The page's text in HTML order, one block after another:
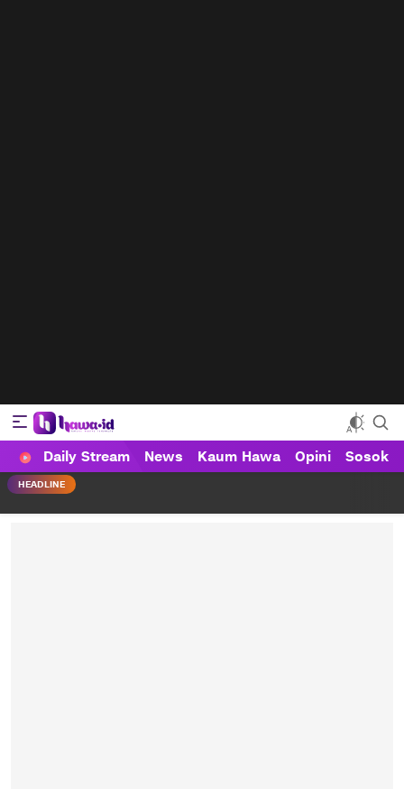
HAWA
Haluan Wanita Indonesia
Daily Stream News Kaum Hawa Opini Sosok
HEADLINE